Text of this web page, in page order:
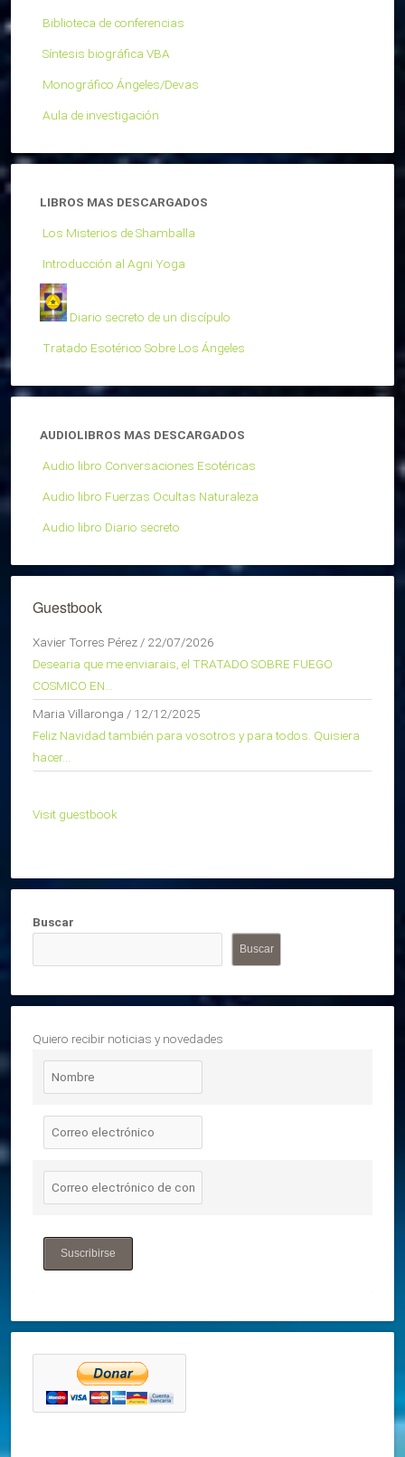
Biblioteca de conferencias
Síntesis biográfica VBA
Monográfico Ángeles/Devas
Aula de investigación
LIBROS MAS DESCARGADOS
Los Misterios de Shamballa
Introducción al Agni Yoga
Diario secreto de un discípulo
Tratado Esotérico Sobre Los Ángeles
AUDIOLIBROS MAS DESCARGADOS
Audio libro Conversaciones Esotéricas
Audio libro Fuerzas Ocultas Naturaleza
Audio libro Diario secreto
Guestbook
Xavier Torres Pérez / 22/07/2026
Desearia que me enviarais, el TRATADO SOBRE FUEGO
COSMICO EN...
Maria Villaronga / 12/12/2025
Feliz Navidad también para vosotros y para todos. Quisiera
hacer...
Visit guestbook
Buscar
Buscar
Quiero recibir noticias y novedades
Suscribirse